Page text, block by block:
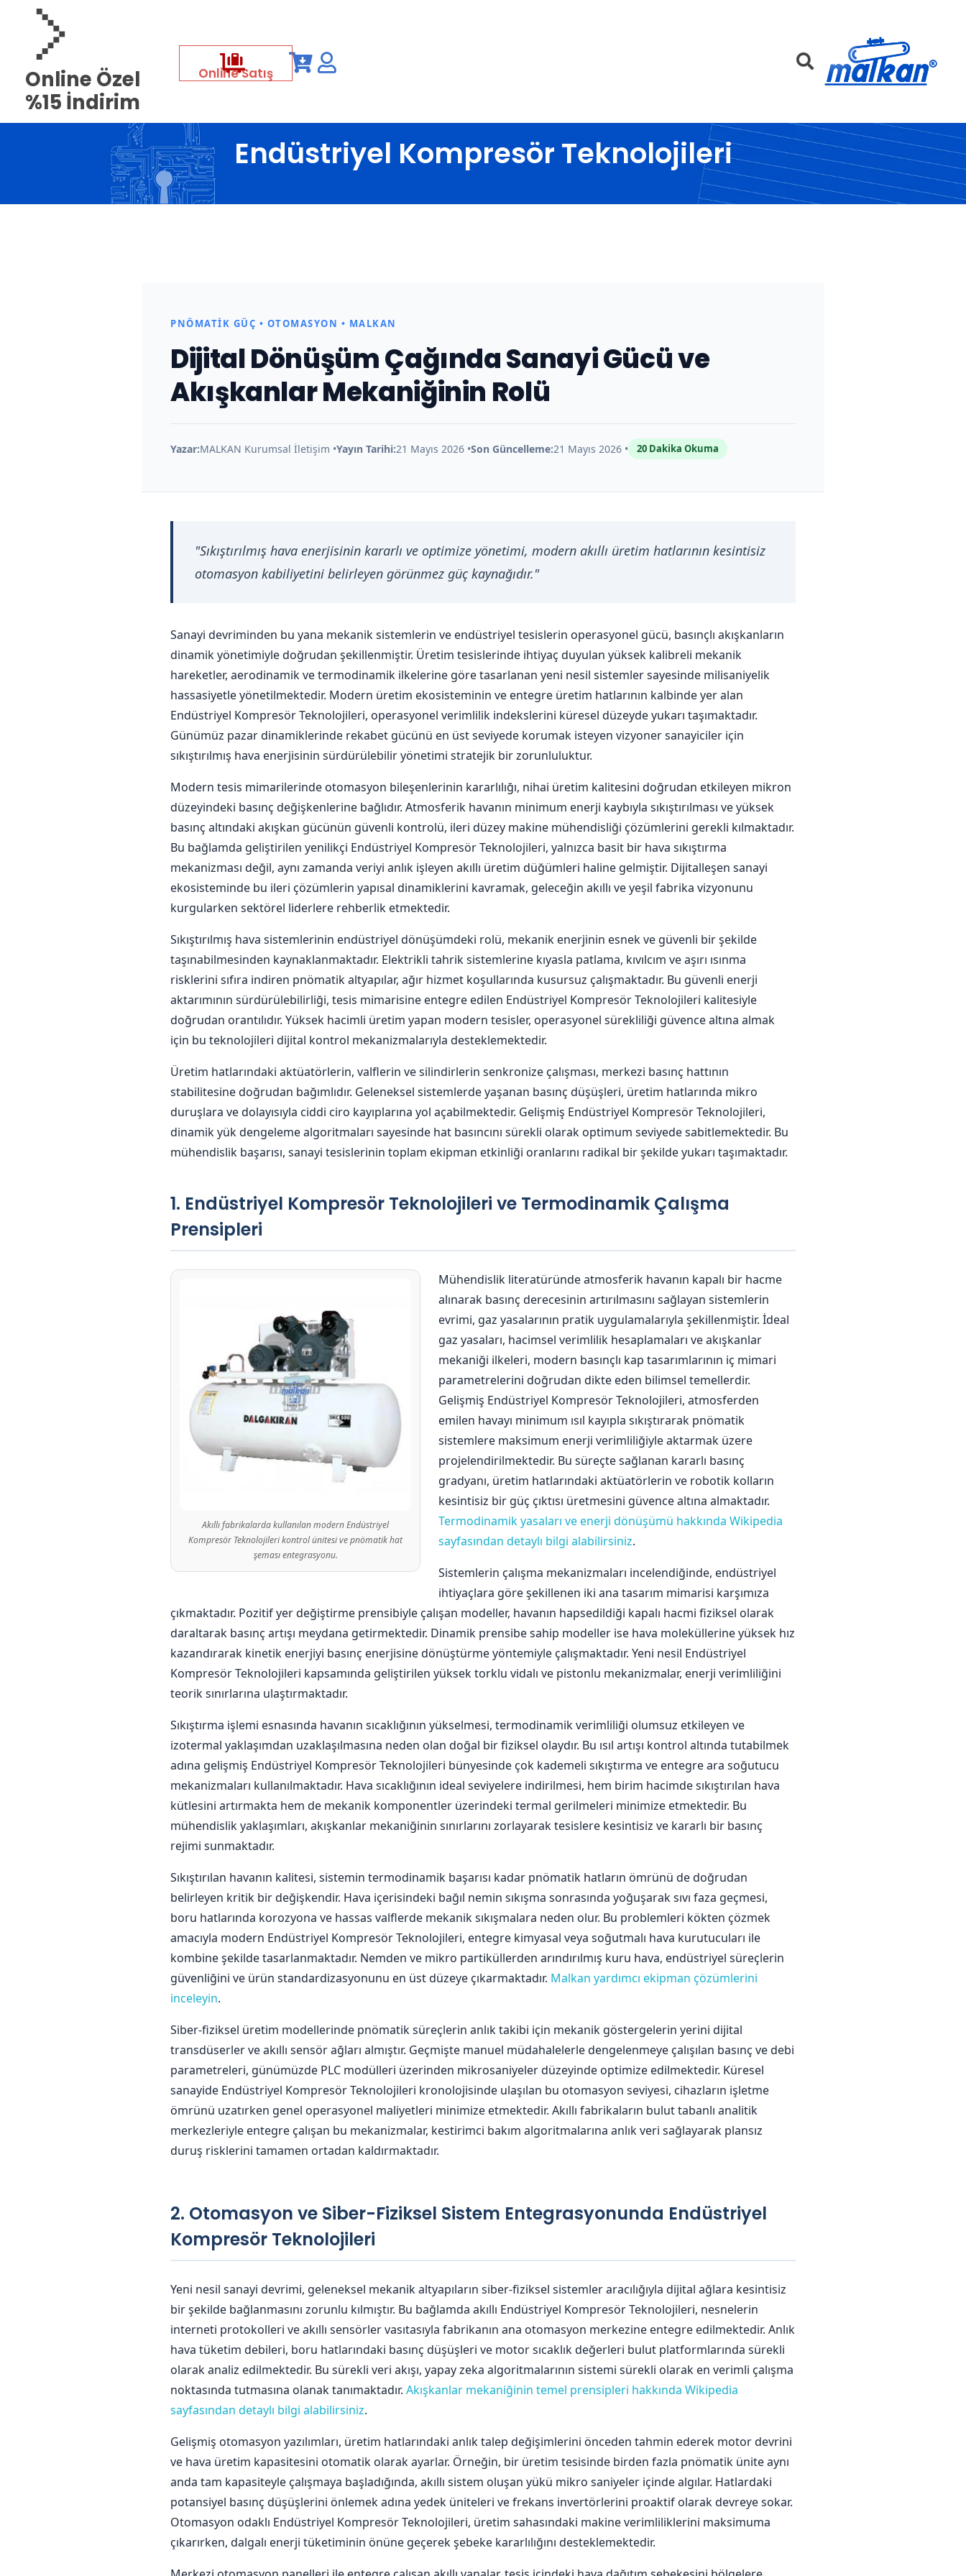
Online Özel
%15 İndirim
Online Satış
Endüstriyel Kompresör Teknolojileri
PNÖMATIK GÜÇ • OTOMASYON • MALKAN
Dijital Dönüşüm Çağında Sanayi Gücü ve
Akışkanlar Mekaniğinin Rolü
Yazar:MALKAN Kurumsal İletişim •Yayın Tarihi:21 Mayıs 2026 •Son Güncelleme:21 Mayıs 2026 • 20 Dakika Okuma
"Sıkıştırılmış hava enerjisinin kararlı ve optimize yönetimi, modern akıllı üretim hatlarının kesintisiz
otomasyon kabiliyetini belirleyen görünmez güç kaynağıdır."
Sanayi devriminden bu yana mekanik sistemlerin ve endüstriyel tesislerin operasyonel gücü, basınçlı akışkanların
dinamik yönetimiyle doğrudan şekillenmiştir. Üretim tesislerinde ihtiyaç duyulan yüksek kalibreli mekanik
hareketler, aerodinamik ve termodinamik ilkelerine göre tasarlanan yeni nesil sistemler sayesinde milisaniyelik
hassasiyetle yönetilmektedir. Modern üretim ekosisteminin ve entegre üretim hatlarının kalbinde yer alan
Endüstriyel Kompresör Teknolojileri, operasyonel verimlilik indekslerini küresel düzeyde yukarı taşımaktadır.
Günümüz pazar dinamiklerinde rekabet gücünü en üst seviyede korumak isteyen vizyoner sanayiciler için
sıkıştırılmış hava enerjisinin sürdürülebilir yönetimi stratejik bir zorunluluktur.
Modern tesis mimarilerinde otomasyon bileşenlerinin kararlılığı, nihai üretim kalitesini doğrudan etkileyen mikron
düzeyindeki basınç değişkenlerine bağlıdır. Atmosferik havanın minimum enerji kaybıyla sıkıştırılması ve yüksek
basınç altındaki akışkan gücünün güvenli kontrolü, ileri düzey makine mühendisliği çözümlerini gerekli kılmaktadır.
Bu bağlamda geliştirilen yenilikçi Endüstriyel Kompresör Teknolojileri, yalnızca basit bir hava sıkıştırma
mekanizması değil, aynı zamanda veriyi anlık işleyen akıllı üretim düğümleri haline gelmiştir. Dijitalleşen sanayi
ekosisteminde bu ileri çözümlerin yapısal dinamiklerini kavramak, geleceğin akıllı ve yeşil fabrika vizyonunu
kurgularken sektörel liderlere rehberlik etmektedir.
Sıkıştırılmış hava sistemlerinin endüstriyel dönüşümdeki rolü, mekanik enerjinin esnek ve güvenli bir şekilde
taşınabilmesinden kaynaklanmaktadır. Elektrikli tahrik sistemlerine kıyasla patlama, kıvılcım ve aşırı ısınma
risklerini sıfıra indiren pnömatik altyapılar, ağır hizmet koşullarında kusursuz çalışmaktadır. Bu güvenli enerji
aktarımının sürdürülebilirliği, tesis mimarisine entegre edilen Endüstriyel Kompresör Teknolojileri kalitesiyle
doğrudan orantılıdır. Yüksek hacimli üretim yapan modern tesisler, operasyonel sürekliliği güvence altına almak
için bu teknolojileri dijital kontrol mekanizmalarıyla desteklemektedir.
Üretim hatlarındaki aktüatörlerin, valflerin ve silindirlerin senkronize çalışması, merkezi basınç hattının
stabilitesine doğrudan bağımlıdır. Geleneksel sistemlerde yaşanan basınç düşüşleri, üretim hatlarında mikro
duruşlara ve dolayısıyla ciddi ciro kayıplarına yol açabilmektedir. Gelişmiş Endüstriyel Kompresör Teknolojileri,
dinamik yük dengeleme algoritmaları sayesinde hat basıncını sürekli olarak optimum seviyede sabitlemektedir. Bu
mühendislik başarısı, sanayi tesislerinin toplam ekipman etkinliği oranlarını radikal bir şekilde yukarı taşımaktadır.
1. Endüstriyel Kompresör Teknolojileri ve Termodinamik Çalışma
Prensipleri
Akıllı fabrikalarda kullanılan modern Endüstriyel
Kompresör Teknolojileri kontrol ünitesi ve pnömatik hat
şeması entegrasyonu.
Mühendislik literatüründe atmosferik havanın kapalı bir hacme
alınarak basınç derecesinin artırılmasını sağlayan sistemlerin
evrimi, gaz yasalarının pratik uygulamalarıyla şekillenmiştir. İdeal
gaz yasaları, hacimsel verimlilik hesaplamaları ve akışkanlar
mekaniği ilkeleri, modern basınçlı kap tasarımlarının iç mimari
parametrelerini doğrudan dikte eden bilimsel temellerdir.
Gelişmiş Endüstriyel Kompresör Teknolojileri, atmosferden
emilen havayı minimum ısıl kayıpla sıkıştırarak pnömatik
sistemlere maksimum enerji verimliliğiyle aktarmak üzere
projelendirilmektedir. Bu süreçte sağlanan kararlı basınç
gradyanı, üretim hatlarındaki aktüatörlerin ve robotik kolların
kesintisiz bir güç çıktısı üretmesini güvence altına almaktadır.
Termodinamik yasaları ve enerji dönüşümü hakkında Wikipedia
sayfasından detaylı bilgi alabilirsiniz.
Sistemlerin çalışma mekanizmaları incelendiğinde, endüstriyel
ihtiyaçlara göre şekillenen iki ana tasarım mimarisi karşımıza
çıkmaktadır. Pozitif yer değiştirme prensibiyle çalışan modeller, havanın hapsedildiği kapalı hacmi fiziksel olarak
daraltarak basınç artışı meydana getirmektedir. Dinamik prensibe sahip modeller ise hava moleküllerine yüksek hız
kazandırarak kinetik enerjiyi basınç enerjisine dönüştürme yöntemiyle çalışmaktadır. Yeni nesil Endüstriyel
Kompresör Teknolojileri kapsamında geliştirilen yüksek torklu vidalı ve pistonlu mekanizmalar, enerji verimliliğini
teorik sınırlarına ulaştırmaktadır.
Sıkıştırma işlemi esnasında havanın sıcaklığının yükselmesi, termodinamik verimliliği olumsuz etkileyen ve
izotermal yaklaşımdan uzaklaşılmasına neden olan doğal bir fiziksel olaydır. Bu ısıl artışı kontrol altında tutabilmek
adına gelişmiş Endüstriyel Kompresör Teknolojileri bünyesinde çok kademeli sıkıştırma ve entegre ara soğutucu
mekanizmaları kullanılmaktadır. Hava sıcaklığının ideal seviyelere indirilmesi, hem birim hacimde sıkıştırılan hava
kütlesini artırmakta hem de mekanik komponentler üzerindeki termal gerilmeleri minimize etmektedir. Bu
mühendislik yaklaşımları, akışkanlar mekaniğinin sınırlarını zorlayarak tesislere kesintisiz ve kararlı bir basınç
rejimi sunmaktadır.
Sıkıştırılan havanın kalitesi, sistemin termodinamik başarısı kadar pnömatik hatların ömrünü de doğrudan
belirleyen kritik bir değişkendir. Hava içerisindeki bağıl nemin sıkışma sonrasında yoğuşarak sıvı faza geçmesi,
boru hatlarında korozyona ve hassas valflerde mekanik sıkışmalara neden olur. Bu problemleri kökten çözmek
amacıyla modern Endüstriyel Kompresör Teknolojileri, entegre kimyasal veya soğutmalı hava kurutucuları ile
kombine şekilde tasarlanmaktadır. Nemden ve mikro partiküllerden arındırılmış kuru hava, endüstriyel süreçlerin
güvenliğini ve ürün standardizasyonunu en üst düzeye çıkarmaktadır. Malkan yardımcı ekipman çözümlerini
inceleyin.
Siber-fiziksel üretim modellerinde pnömatik süreçlerin anlık takibi için mekanik göstergelerin yerini dijital
transdüserler ve akıllı sensör ağları almıştır. Geçmişte manuel müdahalelerle dengelenmeye çalışılan basınç ve debi
parametreleri, günümüzde PLC modülleri üzerinden mikrosaniyeler düzeyinde optimize edilmektedir. Küresel
sanayide Endüstriyel Kompresör Teknolojileri kronolojisinde ulaşılan bu otomasyon seviyesi, cihazların işletme
ömrünü uzatırken genel operasyonel maliyetleri minimize etmektedir. Akıllı fabrikaların bulut tabanlı analitik
merkezleriyle entegre çalışan bu mekanizmalar, kestirimci bakım algoritmalarına anlık veri sağlayarak plansız
duruş risklerini tamamen ortadan kaldırmaktadır.
2. Otomasyon ve Siber-Fiziksel Sistem Entegrasyonunda Endüstriyel
Kompresör Teknolojileri
Yeni nesil sanayi devrimi, geleneksel mekanik altyapıların siber-fiziksel sistemler aracılığıyla dijital ağlara kesintisiz
bir şekilde bağlanmasını zorunlu kılmıştır. Bu bağlamda akıllı Endüstriyel Kompresör Teknolojileri, nesnelerin
interneti protokolleri ve akıllı sensörler vasıtasıyla fabrikanın ana otomasyon merkezine entegre edilmektedir. Anlık
hava tüketim debileri, boru hatlarındaki basınç düşüşleri ve motor sıcaklık değerleri bulut platformlarında sürekli
olarak analiz edilmektedir. Bu sürekli veri akışı, yapay zeka algoritmalarının sistemi sürekli olarak en verimli çalışma
noktasında tutmasına olanak tanımaktadır. Akışkanlar mekaniğinin temel prensipleri hakkında Wikipedia
sayfasından detaylı bilgi alabilirsiniz.
Gelişmiş otomasyon yazılımları, üretim hatlarındaki anlık talep değişimlerini önceden tahmin ederek motor devrini
ve hava üretim kapasitesini otomatik olarak ayarlar. Örneğin, bir üretim tesisinde birden fazla pnömatik ünite aynı
anda tam kapasiteyle çalışmaya başladığında, akıllı sistem oluşan yükü mikro saniyeler içinde algılar. Hatlardaki
potansiyel basınç düşüşlerini önlemek adına yedek üniteleri ve frekans invertörlerini proaktif olarak devreye sokar.
Otomasyon odaklı Endüstriyel Kompresör Teknolojileri, üretim sahasındaki makine verimliliklerini maksimuma
çıkarırken, dalgalı enerji tüketiminin önüne geçerek şebeke kararlılığını desteklemektedir.